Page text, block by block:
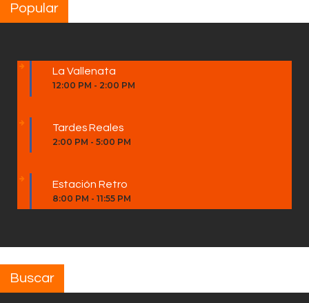
Popular
La Vallenata
12:00 PM - 2:00 PM
Tardes Reales
2:00 PM - 5:00 PM
Estación Retro
8:00 PM - 11:55 PM
Buscar